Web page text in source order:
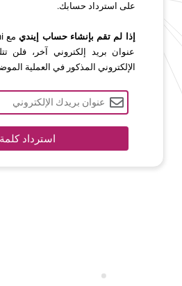
على استرداد حسابك.
إذا لم تقم بإنشاء حساب إيندي
عنوان بريد إلكتروني آخر، فلن
الإلكتروني المذكور في العملية
استرداد